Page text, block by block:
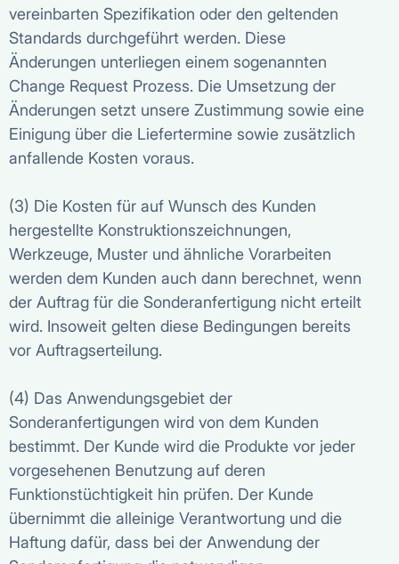
vereinbarten Spezifikation oder den geltenden
Standards durchgeführt werden. Diese
Änderungen unterliegen einem sogenannten
Change Request Prozess. Die Umsetzung der
Änderungen setzt unsere Zustimmung sowie eine
Einigung über die Liefertermine sowie zusätzlich
anfallende Kosten voraus.
(3) Die Kosten für auf Wunsch des Kunden
hergestellte Konstruktionszeichnungen,
Werkzeuge, Muster und ähnliche Vorarbeiten
werden dem Kunden auch dann berechnet, wenn
der Auftrag für die Sonderanfertigung nicht erteilt
wird. Insoweit gelten diese Bedingungen bereits
vor Auftragserteilung.
(4) Das Anwendungsgebiet der
Sonderanfertigungen wird von dem Kunden
bestimmt. Der Kunde wird die Produkte vor jeder
vorgesehenen Benutzung auf deren
Funktionstüchtigkeit hin prüfen. Der Kunde
übernimmt die alleinige Verantwortung und die
Haftung dafür, dass bei der Anwendung der